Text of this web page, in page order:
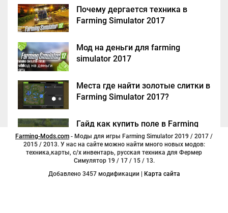
Почему дергается техника в
Farming Simulator 2017
Мод на деньги для farming
simulator 2017
Места где найти золотые слитки в
Farming Simulator 2017?
Гайд как купить поле в Farming
Simulator 2017
Farming-Mods.com - Моды для игры Farming Simulator 2019 / 2017 /
2015 / 2013. У нас на сайте можно найти много новых модов:
техника,карты, с/х инвентарь, русская техника для Фермер
Симулятор 19 / 17 / 15 / 13.
Добавлено 3457 модификации |
Карта сайта